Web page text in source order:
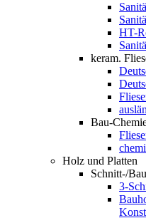
HT-
keram.
Bau-
Holz und Platten
Schnitt-/
3-